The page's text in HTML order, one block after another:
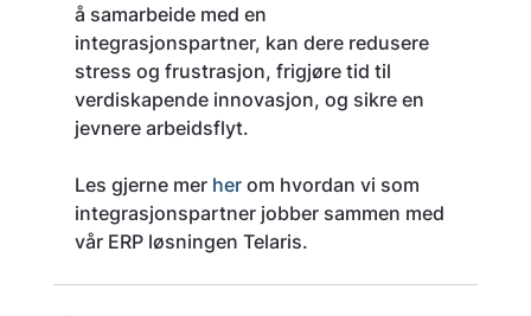
å samarbeide med en
integrasjonspartner, kan dere redusere
stress og frustrasjon, frigjøre tid til
verdiskapende innovasjon, og sikre en
jevnere arbeidsflyt.
Les gjerne mer her om hvordan vi som
integrasjonspartner jobber sammen med
vår ERP løsningen Telaris.